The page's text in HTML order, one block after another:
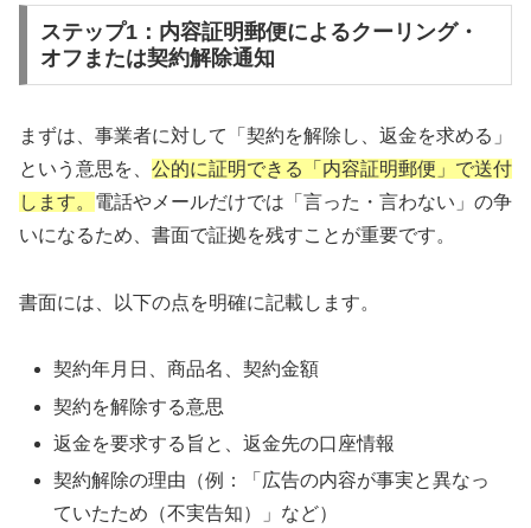
ステップ1：内容証明郵便によるクーリング・
オフまたは契約解除通知
まずは、事業者に対して「契約を解除し、返金を求める」
という意思を、 公的に証明できる「内容証明郵便」で送付
します。 電話やメールだけでは「言った・言わない」の争
いになるため、書面で証拠を残すことが重要です。
書面には、以下の点を明確に記載します。
契約年月日、商品名、契約金額
契約を解除する意思
返金を要求する旨と、返金先の口座情報
契約解除の理由（例：「広告の内容が事実と異なっ
ていたため（不実告知）」など）